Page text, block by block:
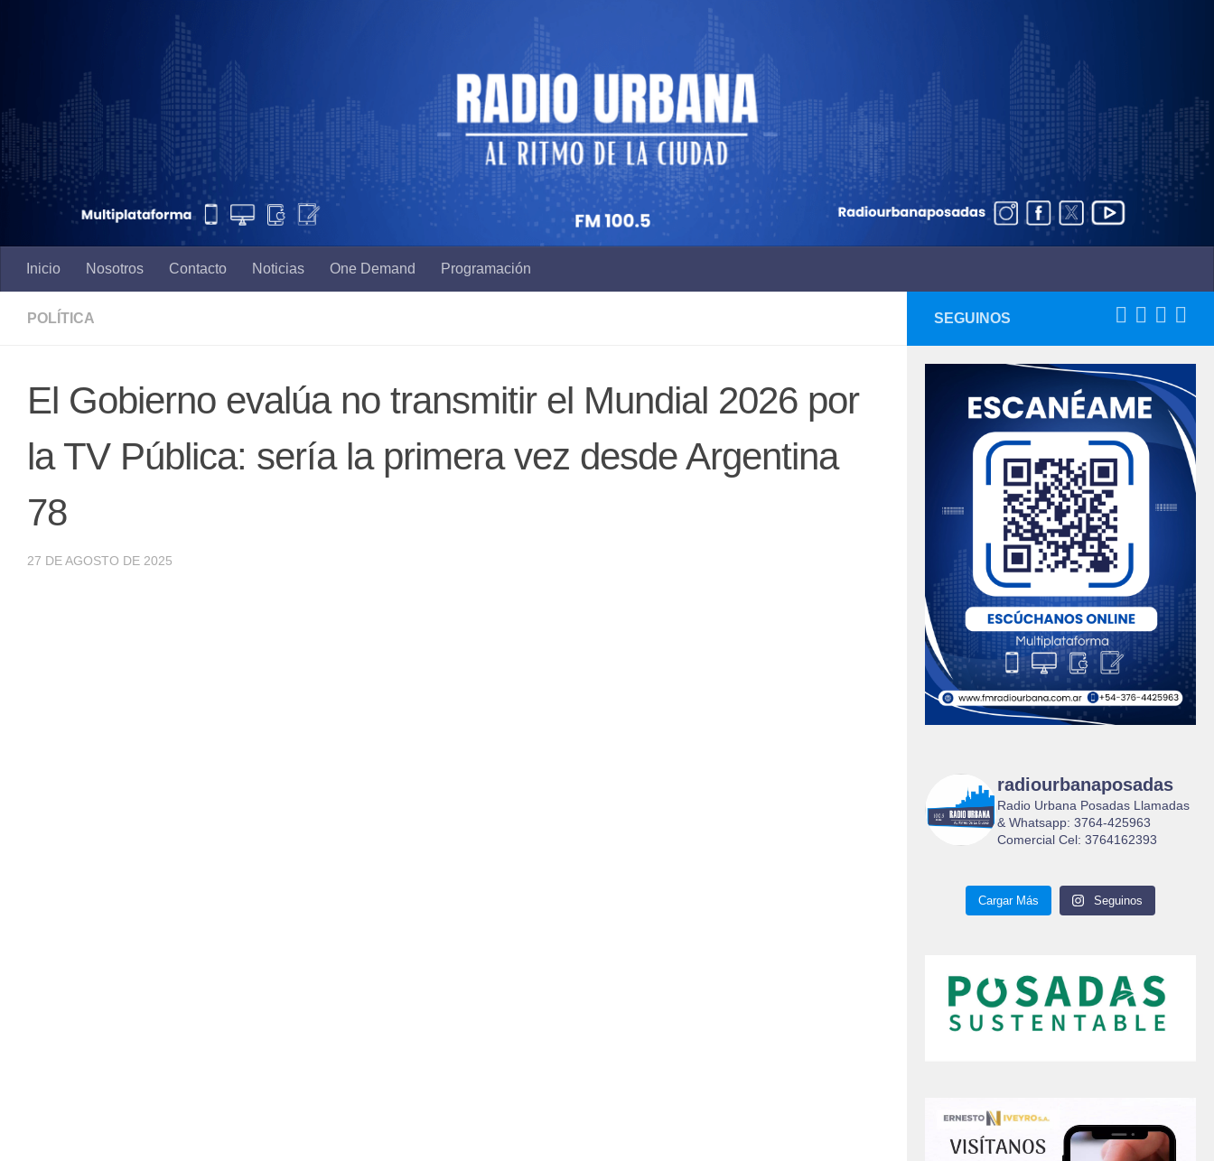
Inicio Nosotros Contacto Noticias One Demand Programación
POLÍTICA
El Gobierno evalúa no transmitir el Mundial 2026 por
la TV Pública: sería la primera vez desde Argentina
78
27 DE AGOSTO DE 2025
SEGUINOS
radiourbanaposadas
Radio Urbana Posadas Llamadas
& Whatsapp: 3764-425963
Comercial Cel: 3764162393
Cargar Más Seguinos